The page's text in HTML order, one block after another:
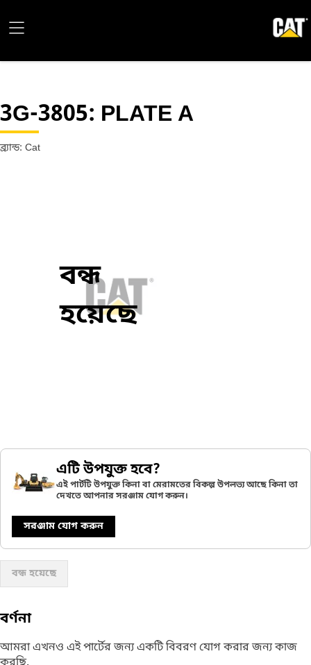
3G-3805: PLATE A
ব্র্যান্ড: Cat
বন্ধ
হয়েছে
এটি উপযুক্ত হবে?
এই পার্টটি উপযুক্ত কিনা বা মেরামতের বিকল্প উপলভ্য আছে কিনা তা
দেখতে আপনার সরঞ্জাম যোগ করুন।
সরঞ্জাম যোগ করুন
বন্ধ হয়েছে
বর্ণনা
আমরা এখনও এই পার্টের জন্য একটি বিবরণ যোগ করার জন্য কাজ